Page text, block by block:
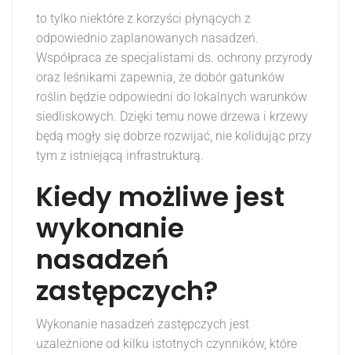
to tylko niektóre z korzyści płynących z
odpowiednio zaplanowanych nasadzeń.
Współpraca ze specjalistami ds. ochrony przyrody
oraz leśnikami zapewnia, że dobór gatunków
roślin będzie odpowiedni do lokalnych warunków
siedliskowych. Dzięki temu nowe drzewa i krzewy
będą mogły się dobrze rozwijać, nie kolidując przy
tym z istniejącą infrastrukturą.
Kiedy możliwe jest
wykonanie
nasadzeń
zastępczych?
Wykonanie nasadzeń zastępczych jest
uzależnione od kilku istotnych czynników, które